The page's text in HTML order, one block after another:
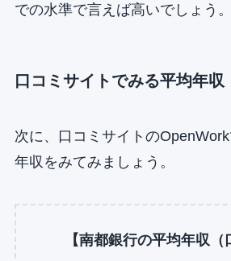
での水準で言えば高いでしょう。
口コミサイトでみる平均年収
次に、口コミサイトの
年収をみてみましょう。
【南都銀行の平均年収（